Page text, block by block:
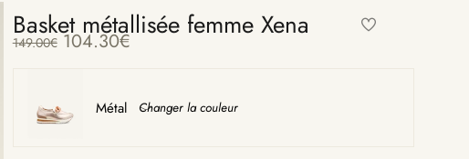
Basket métallisée femme Xena
149.00€ 104.30€
Métal Changer la couleur
〉